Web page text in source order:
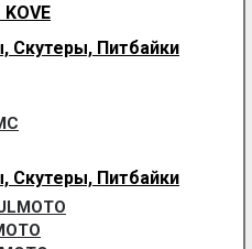
Скутеры, Питбайки
Скутеры, Питбайки